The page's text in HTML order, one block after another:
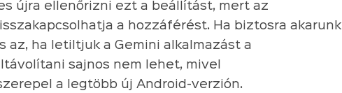
újra ellenőrizni ezt a beállítást, mert az
a hozzáférést. Ha biztosra akarunk
az, ha letiltjuk a Gemini alkalmazást a
sajnos nem lehet, mivel
a legtöbb új Android-verzión.